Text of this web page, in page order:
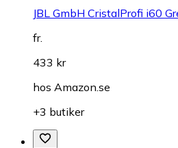
JBL GmbH CristalProfi i60
fr.
433 kr
hos Amazon.se
+3 butiker